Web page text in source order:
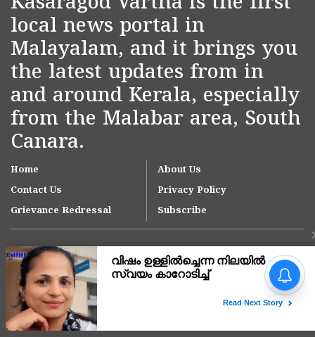
local news portal in
Malayalam, and it brings you
the latest updates from in
and around Kerala, especially
from the Malabar area, South
Canara.
Home
About Us
Contact Us
Privacy Policy
Grievance Redressal
Subscribe
Copyright © 2007-
വിദേശത്തുനിന്ന്
കൊടുത്തയച്ച സ്വർണം
കാസർകോട്ട് യുവാവിനും
ആക്രമണം; 4 പേർക്കെതിരെ